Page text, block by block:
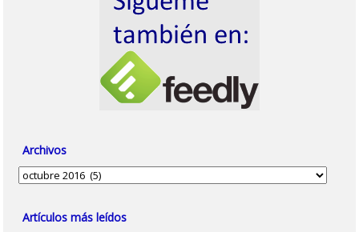
Archivos
Archivos
Artículos más leídos